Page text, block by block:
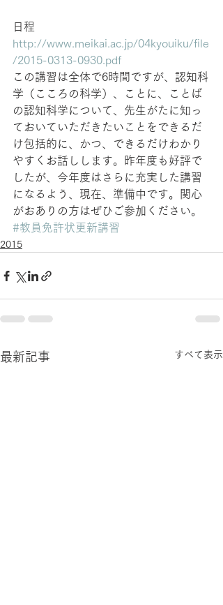
日程
http://www.meikai.ac.jp/04kyouiku/file
/2015-0313-0930.pdf
この講習は全体で6時間ですが、認知科
学（こころの科学）、ことに、ことば
の認知科学について、先生がたに知っ
ておいていただきたいことをできるだ
け包括的に、かつ、できるだけわかり
やすくお話しします。昨年度も好評で
したが、今年度はさらに充実した講習
になるよう、現在、準備中です。関心
がおありの方はぜひご参加ください。
#教員免許状更新講習
2015
最新記事 すべて表示